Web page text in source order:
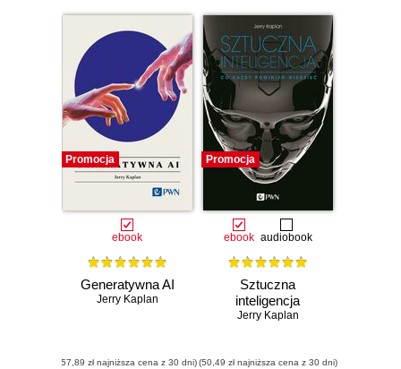
Promocja
ebook
Generatywna AI
Jerry Kaplan
(57,89 zł najniższa cena z 30 dni)
Promocja
ebook audiobook
Sztuczna
inteligencja
Jerry Kaplan
(50,49 zł najniższa cena z 30 dni)